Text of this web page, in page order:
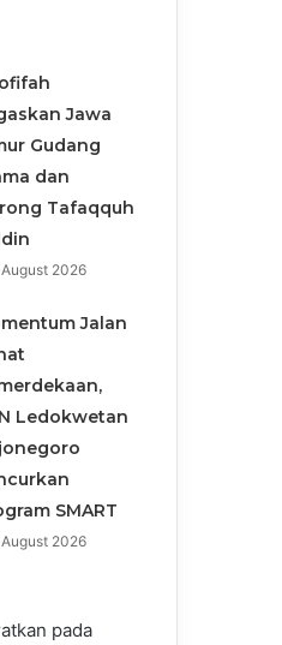
Jawa
Gudang
dan
Tafaqquh
2026
Jalan
Ledokwetan
SMART
2026
pada